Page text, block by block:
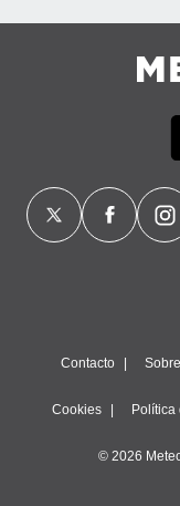
Contacto
Cookies Política
© 2026